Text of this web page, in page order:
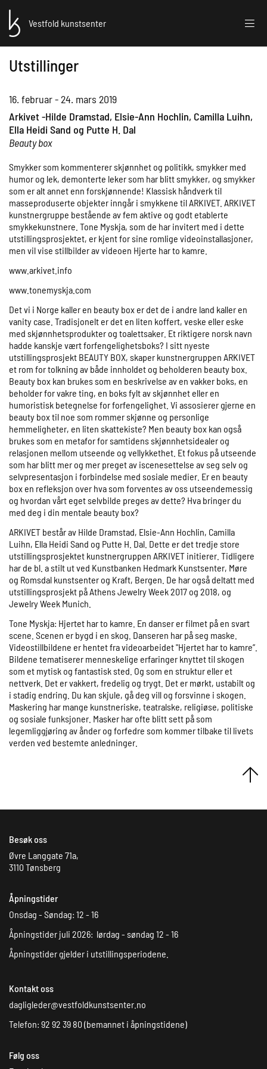
Vestfold kunstsenter
Utstillinger
16. februar - 24. mars 2019
Arkivet -Hilde Dramstad, Elsie-Ann Hochlin, Camilla Luihn,
Ella Heidi Sand og Putte H. Dal
Beauty box
Smykker som kommenterer skjønnhet og politikk, smykker med
humor og lek, demonterte leker som har blitt smykker, og smykker
som er alt annet enn forskjønnende! Klassisk håndverk til
masseproduserte objekter inngår i smykkene til ARKIVET. ARKIVET
kunstnergruppe bestående av fem aktive og godt etablerte
smykkekunstnere. Tone Myskja, som de har invitert med i dette
utstillingsprosjektet, er kjent for sine romlige videoinstallasjoner,
men vil vise stillbilder av videoen Hjerte har to kamre.
www.arkivet.info
www.tonemyskja.com
Det vi i Norge kaller en beauty box er det de i andre land kaller en
vanity case. Tradisjonelt er det en liten koffert, veske eller eske
med skjønnhetsprodukter og toalettsaker. Et riktigere norsk navn
hadde kanskje vært forfengelighetsboks? I sitt nyeste
utstillingsprosjekt BEAUTY BOX, skaper kunstnergruppen ARKIVET
et rom for tolkning av både innholdet og beholderen beauty box.
Beauty box kan brukes som en beskrivelse av en vakker boks, en
beholder for vakre ting, en boks fylt av skjønnhet eller en
humoristisk betegnelse for forfengelighet. Vi assosierer gjerne en
beauty box til noe som rommer skjønne og personlige
hemmeligheter, en liten skattekiste? Men beauty box kan også
brukes som en metafor for samtidens skjønnhetsidealer og
relasjonen mellom utseende og vellykkethet. Et fokus på utseende
som har blitt mer og mer preget av iscenesettelse av seg selv og
selvpresentasjon i forbindelse med sosiale medier. Er en beauty
box en refleksjon over hva som forventes av oss utseendemessig
og hvordan vårt eget selvbilde preges av dette? Hva bringer du
med deg i din mentale beauty box?
ARKIVET består av Hilde Dramstad, Elsie-Ann Hochlin, Camilla
Luihn, Ella Heidi Sand og Putte H. Dal. Dette er det tredje store
utstillingsprosjektet kunstnergruppen ARKIVET initierer. Tidligere
har de bl. a stilt ut ved Kunstbanken Hedmark Kunstsenter, Møre
og Romsdal kunstsenter og Kraft, Bergen. De har også deltatt med
utstillingsprosjekt på Athens Jewelry Week 2017 og 2018, og
Jewelry Week Munich.
Tone Myskja: Hjertet har to kamre. En danser er filmet på en svart
scene. Scenen er bygd i en skog. Danseren har på seg maske.
Videostillbildene er hentet fra videoarbeidet "Hjertet har to kamre”.
Bildene tematiserer menneskelige erfaringer knyttet til skogen
som et mytisk og fantastisk sted. Og som en struktur eller et
nettverk. Det er vakkert, fredelig og trygt. Det er mørkt, ustabilt og
i stadig endring. Du kan skjule, gå deg vill og forsvinne i skogen.
Maskering har mange kunstneriske, teatralske, religiøse, politiske
og sosiale funksjoner. Masker har ofte blitt sett på som
legemliggjøring av ånder og forfedre som kommer tilbake til livets
verden ved bestemte anledninger.
Besøk oss
Øvre Langgate 71a,
3110 Tønsberg
Åpningstider
Onsdag - Søndag: 12 - 16
Åpningstider juli 2026: lørdag - søndag 12 - 16
Åpningstider gjelder i utstillingsperiodene.
Kontakt oss
dagligleder@vestfoldkunstsenter.no
Telefon: 92 92 39 80 (bemannet i åpningstidene)
Følg oss